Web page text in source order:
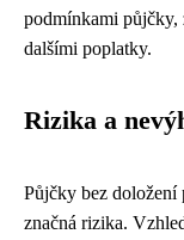
podmínkami půjčky,
dalšími poplatky.
Rizika a
Půjčky bez doložení
značná rizika.